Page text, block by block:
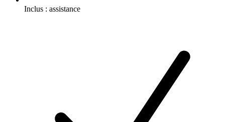
Inclus : assistance